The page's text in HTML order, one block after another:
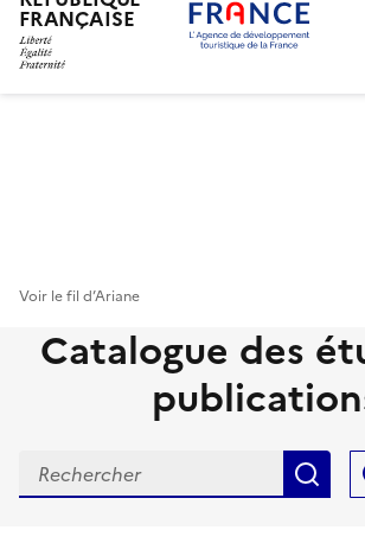
FRANÇAISE
Voir le fil d’Ariane
Catalogue des